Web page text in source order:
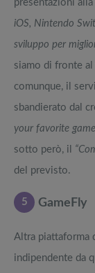
presentazioni alla
iOS, Nintendo
sviluppo per
siamo di fronte al
comunque, il
sbandierato dal
your favorite
sotto però, il
del previsto.
5 GameFly
Altra piattaforma
indipendente da